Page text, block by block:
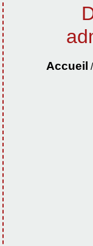
Accueil /